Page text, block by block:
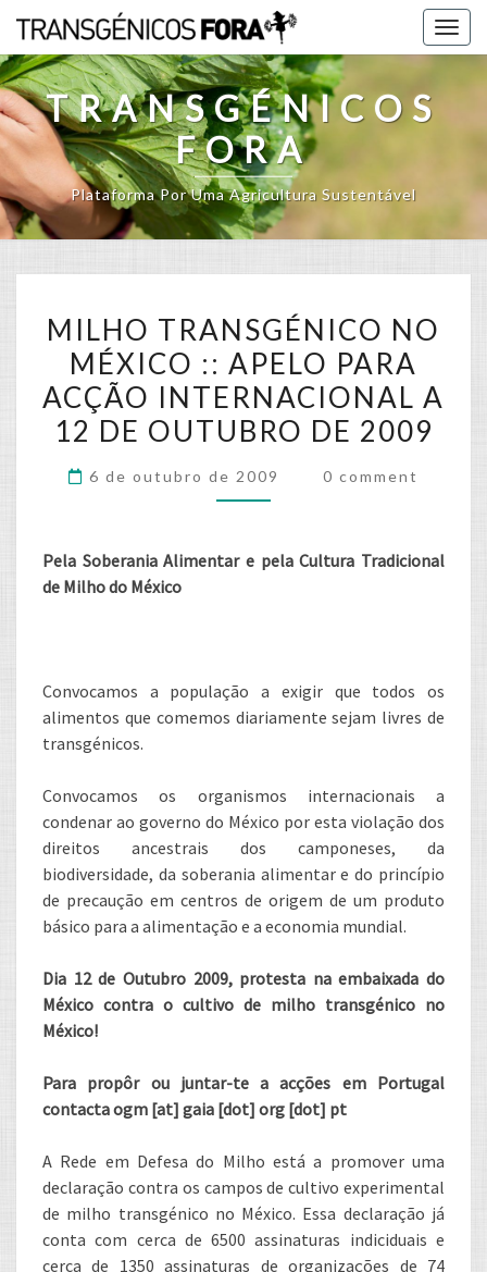
Skip
content
TRANSGÉNICOS
FORA
Plataforma Por Uma Agricultura Sustentável
TRANSGÉNICO
NO
MÉXICO
::
PARA
A
DE
2009
MILHO TRANSGÉNICO NO
MÉXICO :: APELO PARA
ACÇÃO INTERNACIONAL A
12 DE OUTUBRO DE 2009
6 de outubro de 2009 Comments
0 comment
Pela Soberania Alimentar e pela Cultura Tradicional
de Milho do México
Convocamos a população a exigir que todos os
alimentos que comemos diariamente sejam livres de
transgénicos.
Convocamos os organismos internacionais a
condenar ao governo do México por esta violação dos
direitos ancestrais dos camponeses, da
biodiversidade, da soberania alimentar e do princípio
de precaução em centros de origem de um produto
básico para a alimentação e a economia mundial.
Dia 12 de Outubro 2009, protesta na embaixada do
México contra o cultivo de milho transgénico no
México!
Para propôr ou juntar-te a acções em Portugal
contacta ogm [at] gaia [dot] org [dot] pt
A Rede em Defesa do Milho está a promover uma
declaração contra os campos de cultivo experimental
de milho transgénico no México. Essa declaração já
conta com cerca de 6500 assinaturas indiciduais e
cerca de 1350 assinaturas de organizações de 74